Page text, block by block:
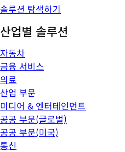
솔루션 탐색하기
산업별 솔루션
자동차
금융 서비스
의료
산업 부문
미디어 & 엔터테인먼트
공공 부문(글로벌)
공공 부문(미국)
통신